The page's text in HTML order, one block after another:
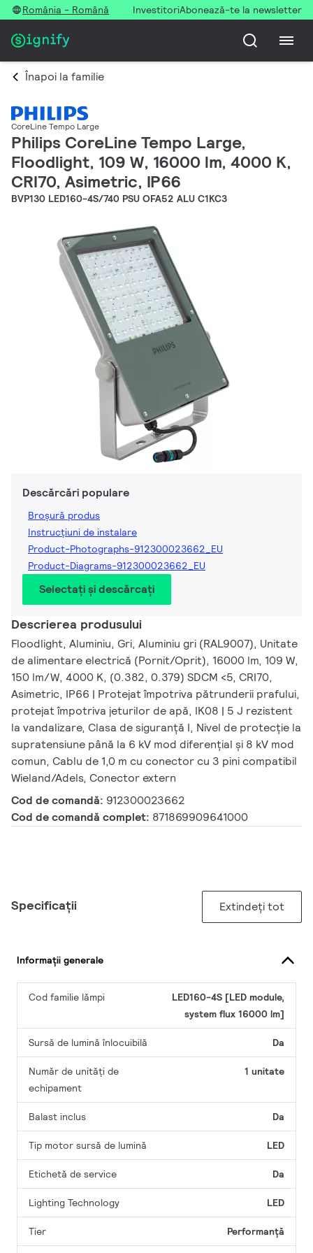
România - Română InvestitoriAbonează-te la newsletter
Înapoi la familie
CoreLine Tempo Large
Philips CoreLine Tempo Large,
Floodlight, 109 W, 16000 lm, 4000 K,
CRI70, Asimetric, IP66
BVP130 LED160-4S/740 PSU OFA52 ALU C1KC3
Descărcări populare
Broșură produs
Instrucțiuni de instalare
Product-Photographs-912300023662_EU
Product-Diagrams-912300023662_EU
Selectați și descărcați
Descrierea produsului
Floodlight, Aluminiu, Gri, Aluminiu gri (RAL9007), Unitate
de alimentare electrică (Pornit/Oprit), 16000 lm, 109 W,
150 lm/W, 4000 K, (0.382, 0.379) SDCM <5, CRI70,
Asimetric, IP66 | Protejat împotriva pătrunderii prafului,
protejat împotriva jeturilor de apă, IK08 | 5 J rezistent
la vandalizare, Clasa de siguranță I, Nivel de protecție la
supratensiune până la 6 kV mod diferențial și 8 kV mod
comun, Cablu de 1,0 m cu conector cu 3 pini compatibil
Wieland/Adels, Conector extern
Cod de comandă: 912300023662
Cod de comandă complet: 871869909641000
Specificații Extindeți tot
Informații generale
Cod familie lămpi
LED160-4S [LED module,
system flux 16000 lm]
Sursă de lumină înlocuibilă Da
Număr de unități de
echipament
1 unitate
Balast inclus Da
Tip motor sursă de lumină LED
Etichetă de service Da
Lighting Technology LED
Tier Performanță